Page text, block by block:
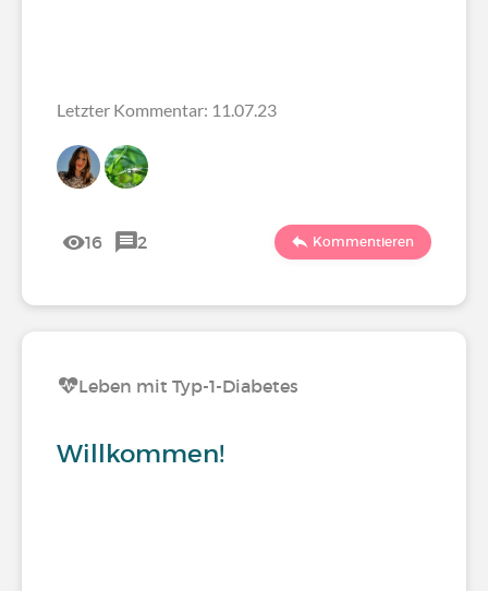
Letzter Kommentar: 11.07.23
16 2 Kommentieren
Leben mit Typ-1-Diabetes
Willkommen!